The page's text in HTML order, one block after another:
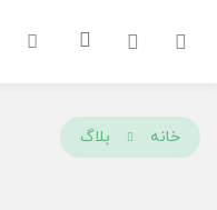
سبد
خانه بلاگ